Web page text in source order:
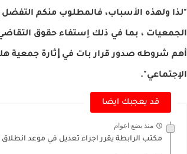
"لذا ولهذه الأسباب، فالمطلوب منكم التفضل
الجمعيات ، بما في ذلك اِستفاء حقوق
أهم شروطه صدور قرار بات في ﺇثارة جمعية
الإجتماعي".
قد يعجبك ايضا
منذ بضع اعوام
مكتب الرابطة يقرر اجراء تعديل في موعد انطلاق